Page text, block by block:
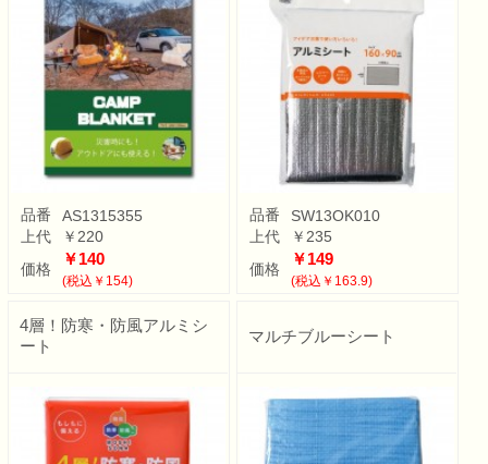
品番
AS1315355
上代
￥220
価格
￥140
(税込￥154)
品番
SW13OK010
上代
￥235
価格
￥149
(税込￥163.9)
4層！防寒・防風アルミシ
ート
マルチブルーシート